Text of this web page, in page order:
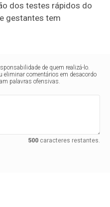
dos testes rápidos do
gestantes tem
de quem realizá-lo.
eliminar comentários em desacordo
palavras ofensivas.
500caracteres restantes.